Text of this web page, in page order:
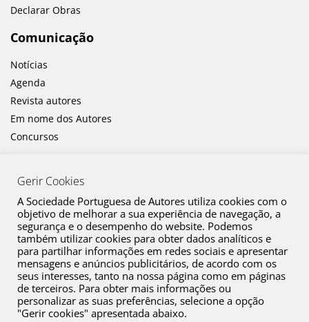
Declarar Obras
Comunicação
Notícias
Agenda
Revista autores
Em nome dos Autores
Concursos
Canal de Denúncia
Plano de Prevenção de Riscos de Corrupção e Infrações Conexas
Política de Privacidade
Política de Cookies
Gerir Cookies
A Sociedade Portuguesa de Autores utiliza cookies com o
objetivo de melhorar a sua experiência de navegação, a
segurança e o desempenho do website. Podemos
também utilizar cookies para obter dados analíticos e
para partilhar informações em redes sociais e apresentar
mensagens e anúncios publicitários, de acordo com os
seus interesses, tanto na nossa página como em páginas
de terceiros. Para obter mais informações ou
personalizar as suas preferências, selecione a opção
"Gerir cookies" apresentada abaixo.